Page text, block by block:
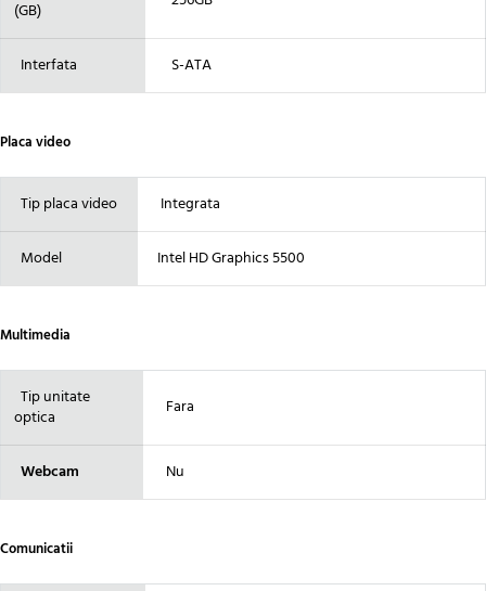
(GB)
Interfata S-ATA
Placa video
Tip placa video Integrata
Model Intel HD Graphics 5500
Multimedia
Tip unitate
optica
Fara
Webcam Nu
Comunicatii